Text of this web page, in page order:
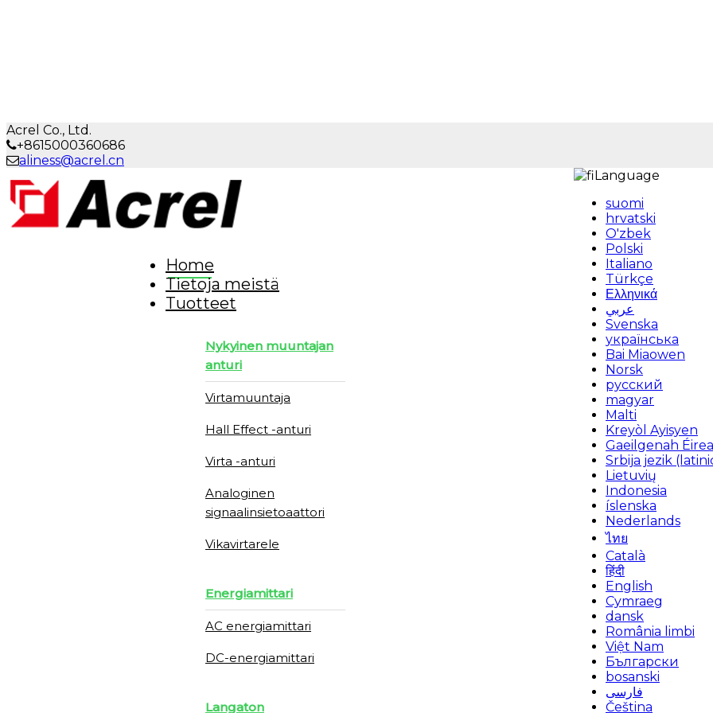
Acrel Co., Ltd.
+8615000360686
aliness@acrel.cn
Language
suomi
hrvatski
O'zbek
Polski
Italiano
Türkçe
Ελληνικά
عربي
Svenska
українська
Bai Miaowen
Norsk
русский
magyar
Malti
Kreyòl Ayisyen
Gaeilgenah
Srbija jezik
Lietuvių
Indonesia
íslenska
Nederlands
ไทย
Català
हिंदी
English
Cymraeg
dansk
România limbi
Việt Nam
Български
bosanski
فارسی
Čeština
Home
Tietoja meistä
Tuotteet
Nykyinen muuntajan
anturi
Virtamuuntaja
Hall Effect -anturi
Virta -anturi
Analoginen
signaalinsietoaattori
Vikavirtarele
Energiamittari
AC energiamittari
DC-energiamittari
Langaton